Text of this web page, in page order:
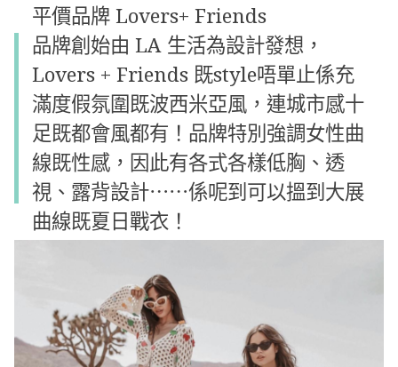
平價品牌 Lovers+ Friends
品牌創始由 LA 生活為設計發想，
Lovers + Friends 既style唔單止係充
滿度假氛圍既波西米亞風，連城市感十
足既都會風都有！品牌特別強調女性曲
線既性感，因此有各式各樣低胸、透
視、露背設計⋯⋯係呢到可以搵到大展
曲線既夏日戰衣！